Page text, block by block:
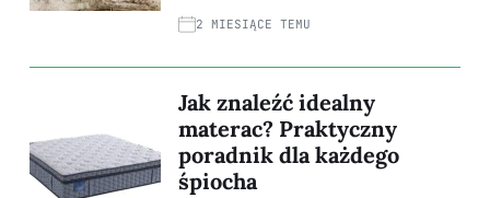
2 MIESIĄCE TEMU
Jak znaleźć idealny
materac? Praktyczny
poradnik dla każdego
śpiocha